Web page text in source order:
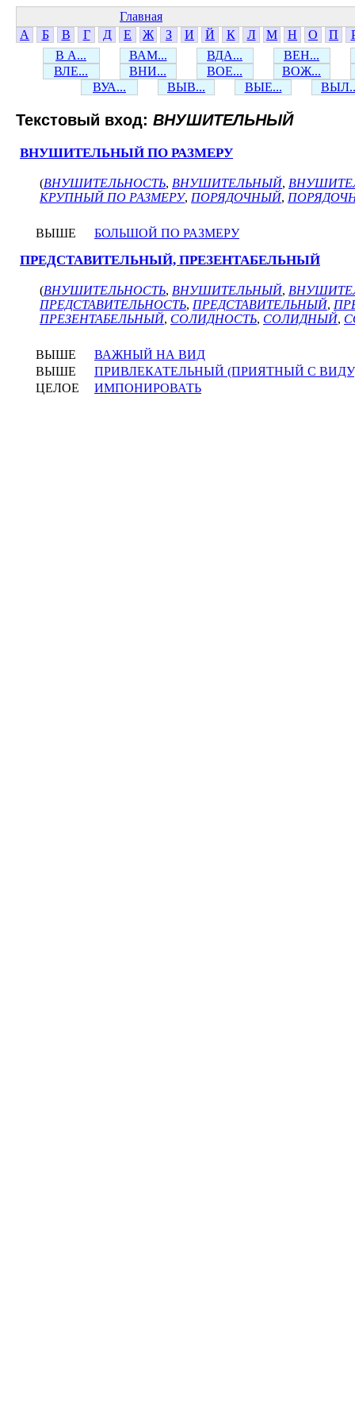
Главная
А
Б В Г Д Е Ж З И Й К Л М Н О П
В А...
ВАМ... ВДА...
ВЕН...
ВЛЕ...
ВНИ... ВОЕ...
ВОЖ...
ВУА...
ВЫВ... ВЫЕ...
Текстовый вход: ВНУШИТЕЛЬНЫЙ
ВНУШИТЕЛЬНЫЙ ПО РАЗМЕРУ
(ВНУШИТЕЛЬНОСТЬ, ВНУШИТЕЛЬНЫЙ,
КРУПНЫЙ ПО РАЗМЕРУ, ПОРЯДОЧНЫЙ,
ВЫШЕ БОЛЬШОЙ ПО РАЗМЕРУ
ПРЕДСТАВИТЕЛЬНЫЙ, ПРЕЗЕНТАБЕЛЬНЫЙ
(ВНУШИТЕЛЬНОСТЬ, ВНУШИТЕЛЬНЫЙ,
ПРЕДСТАВИТЕЛЬНОСТЬ, ПРЕДСТАВИТЕЛЬНЫЙ,
ПРЕЗЕНТАБЕЛЬНЫЙ, СОЛИДНОСТЬ, СОЛИДНЫЙ,
ВЫШЕ
ВАЖНЫЙ НА ВИД
ВЫШЕ
ПРИВЛЕКАТЕЛЬНЫЙ (ПРИЯТНЫЙ С
ЦЕЛОЕ
ИМПОНИРОВАТЬ